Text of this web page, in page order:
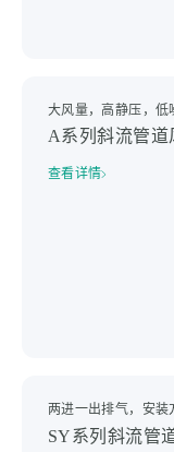
大风量，高静压，低
A系列斜流管道
查看详情
两进一出排气，安装
SY系列斜流管